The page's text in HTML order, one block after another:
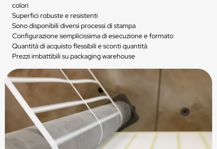
colori
Superfici robuste e resistenti
Sono disponibili diversi processi di stampa
Configurazione semplicissima di esecuzione e formato
Quantità di acquisto flessibili e sconti quantità
Prezzi imbattibili su packaging warehouse